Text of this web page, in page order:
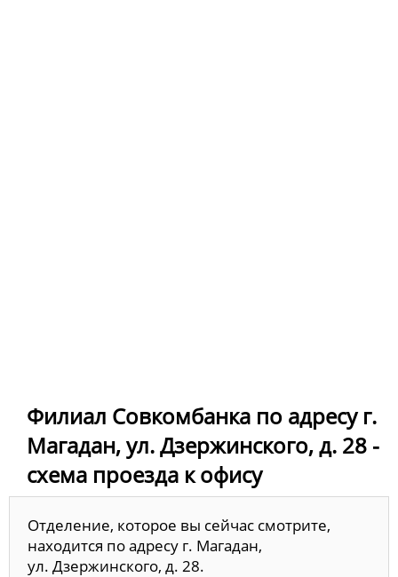
Филиал Совкомбанка по адресу г.
Магадан, ул. Дзержинского, д. 28 -
схема проезда к офису
Отделение, которое вы сейчас смотрите,
находится по адресу г. Магадан,
ул. Дзержинского, д. 28.